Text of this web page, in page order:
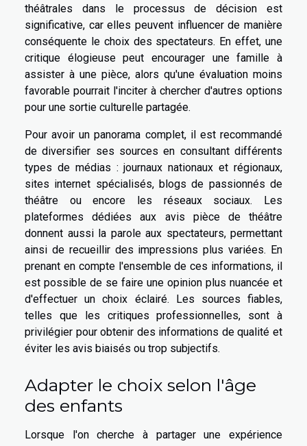
théâtrales dans le processus de décision est
significative, car elles peuvent influencer de manière
conséquente le choix des spectateurs. En effet, une
critique élogieuse peut encourager une famille à
assister à une pièce, alors qu'une évaluation moins
favorable pourrait l'inciter à chercher d'autres options
pour une sortie culturelle partagée.
Pour avoir un panorama complet, il est recommandé
de diversifier ses sources en consultant différents
types de médias : journaux nationaux et régionaux,
sites internet spécialisés, blogs de passionnés de
théâtre ou encore les réseaux sociaux. Les
plateformes dédiées aux avis pièce de théâtre
donnent aussi la parole aux spectateurs, permettant
ainsi de recueillir des impressions plus variées. En
prenant en compte l'ensemble de ces informations, il
est possible de se faire une opinion plus nuancée et
d'effectuer un choix éclairé. Les sources fiables,
telles que les critiques professionnelles, sont à
privilégier pour obtenir des informations de qualité et
éviter les avis biaisés ou trop subjectifs.
Adapter le choix selon l'âge
des enfants
Lorsque l'on cherche à partager une expérience